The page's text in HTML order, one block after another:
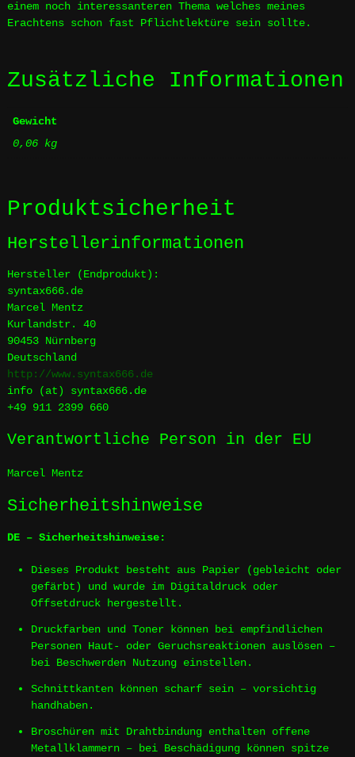
einem noch interessanteren Thema welches meines
Erachtens schon fast Pflichtlektüre sein sollte.
Zusätzliche Informationen
Gewicht
0,06 kg
Produktsicherheit
Herstellerinformationen
Hersteller (Endprodukt):
syntax666.de
Marcel Mentz
Kurlandstr. 40
90453 Nürnberg
Deutschland
http://www.syntax666.de
info (at) syntax666.de
+49 911 2399 660
Verantwortliche Person in der EU
Marcel Mentz
Sicherheitshinweise
DE – Sicherheitshinweise:
Dieses Produkt besteht aus Papier (gebleicht oder
gefärbt) und wurde im Digitaldruck oder
Offsetdruck hergestellt.
Druckfarben und Toner können bei empfindlichen
Personen Haut- oder Geruchsreaktionen auslösen –
bei Beschwerden Nutzung einstellen.
Schnittkanten können scharf sein – vorsichtig
handhaben.
Broschüren mit Drahtbindung enthalten offene
Metallklammern – bei Beschädigung können spitze